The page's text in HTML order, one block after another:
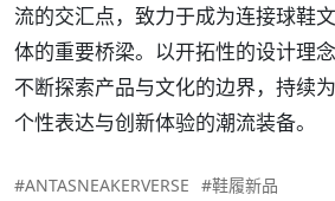
流的交汇点，致力于成为连接球鞋
体的重要桥梁。以开拓性的设计理
不断探索产品与文化的边界，持续
个性表达与创新体验的潮流装备。
#ANTASNEAKERVERSE #鞋履新品